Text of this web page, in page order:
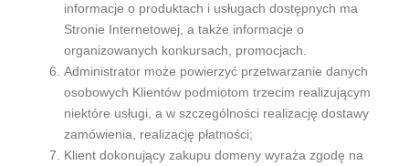
informacje o produktach i usługach dostępnych ma
Stronie Internetowej, a także informacje o
organizowanych konkursach, promocjach.
Administrator może powierzyć przetwarzanie danych
osobowych Klientów podmiotom trzecim realizującym
niektóre usługi, a w szczególności realizację dostawy
zamówienia, realizację płatności;
Klient dokonujący zakupu domeny wyraża zgodę na